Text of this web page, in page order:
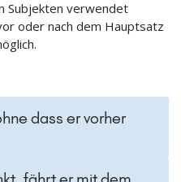
Subjekten verwendet
oder nach dem Hauptsatz
dass er vorher